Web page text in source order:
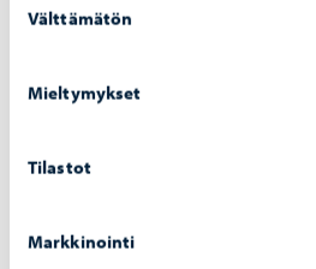
valinta
Välttämätön
Mieltymykset
Tilastot
Markkinointi
Porvoon vesi
etenevät